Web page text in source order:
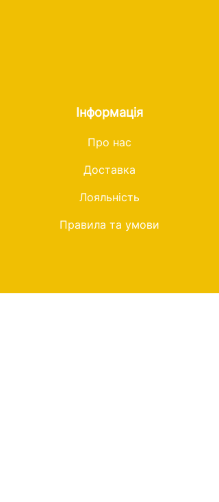
Інформація
Про нас
Доставка
Лояльність
Правила та умови